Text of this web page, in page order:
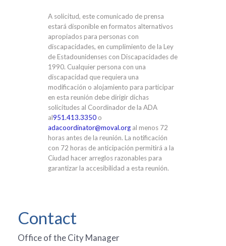
A solicitud, este comunicado de prensa
estará disponible en formatos alternativos
apropiados para personas con
discapacidades, en cumplimiento de la Ley
de Estadounidenses con Discapacidades de
1990. Cualquier persona con una
discapacidad que requiera una
modificación o alojamiento para participar
en esta reunión debe dirigir dichas
solicitudes al Coordinador de la ADA
al951.413.3350 o
adacoordinator@moval.org al menos 72
horas antes de la reunión. La notificación
con 72 horas de anticipación permitirá a la
Ciudad hacer arreglos razonables para
garantizar la accesibilidad a esta reunión.
Contact
Office of the City Manager